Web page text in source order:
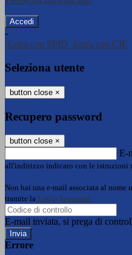
-
Entra con SPID Entra con CIE
Seleziona utente
button close ×
Recupero password
button close ×
E-
all'indirizzo indicato con le istruzioni
Non hai una e-mail associata al nome
tramite la Login Spaggiari
E-mail inviata, si prega di
Errore